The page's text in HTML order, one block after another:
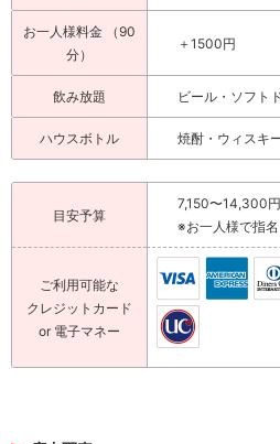
お一人様料金 （90
分）
＋1500円
飲み放題 ビール・ソフト
ハウスボトル 焼酎・ウィスキ
目安予算
7,150〜14,300円
※お一人様で指
ご利用可能な
クレジットカード
or 電子マネー